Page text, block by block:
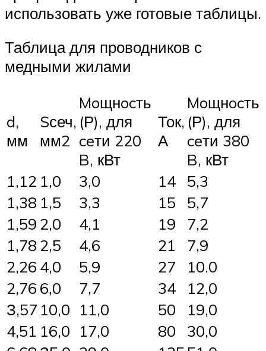
использовать уже готовые таблицы.
Таблица для проводников с
медными жилами
d,
мм
Sсеч,
мм2
Moщнocть
(Р), для
ceти 220
B, кВт
Ток,
А
Moщнocть
(Р), для
ceти 380
B, кВт
1,12 1,0 3,0 14
5,3
1,38 1,5 3,3 15
5,7
1,59 2,0 4,1 19
7,2
1,78 2,5 4,6 21
7,9
2,26 4,0 5,9 27
10.0
2,76 6,0 7,7 34
12,0
З,57 10,0 11,0 50
19,0
4,51 16,0 17,0 80
30,0